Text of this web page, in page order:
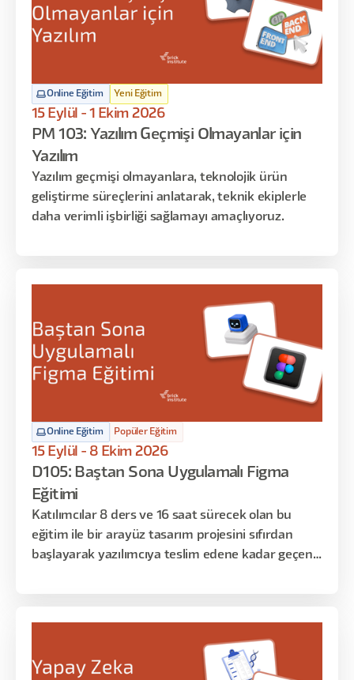
Online Eğitim Yeni Eğitim
15 Eylül - 1 Ekim 2026
PM 103: Yazılım Geçmişi Olmayanlar için
Yazılım
Yazılım geçmişi olmayanlara, teknolojik ürün
geliştirme süreçlerini anlatarak, teknik ekiplerle
daha verimli işbirliği sağlamayı amaçlıyoruz.
Online Eğitim Popüler Eğitim
15 Eylül - 8 Ekim 2026
D105: Baştan Sona Uygulamalı Figma
Eğitimi
Katılımcılar 8 ders ve 16 saat sürecek olan bu
eğitim ile bir arayüz tasarım projesini sıfırdan
başlayarak yazılımcıya teslim edene kadar geçen
giriş niteliğinde olup, başlangıç seviyesindeki
katılımcılar ile orta seviyedeki katılımcıları aynı